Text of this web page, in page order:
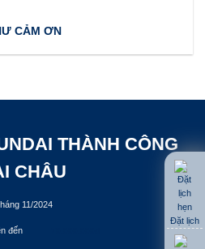
CẢM ƠN
THÀNH CÔNG
CHÂU
11/2024
đến
Đặt lịch